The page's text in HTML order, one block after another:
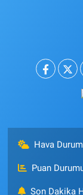
Hava
Puan
Son Dakika